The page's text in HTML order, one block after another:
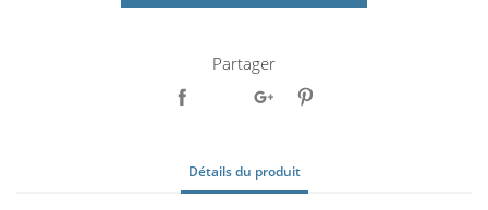
Partager
Détails du produit